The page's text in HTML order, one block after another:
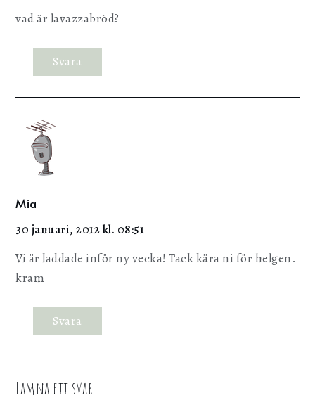
vad är lavazzabröd?
Svara
Mia
30 januari, 2012 kl. 08:51
Vi är laddade inför ny vecka! Tack kära ni för helgen.
kram
Svara
Lämna ett svar